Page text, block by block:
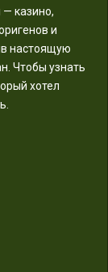
— казино,
и
настоящую
Чтобы узнать
хотел